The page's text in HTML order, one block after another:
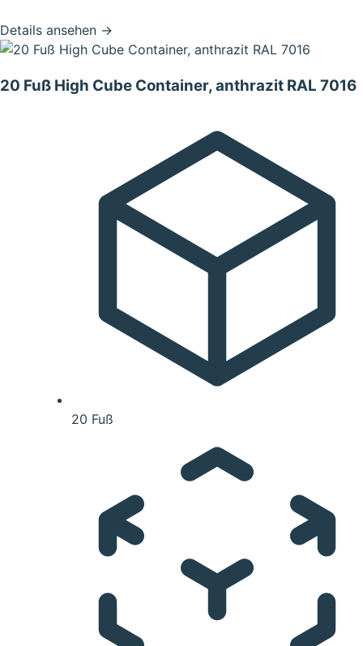
Details ansehen →
20 Fuß High Cube Container, anthrazit RAL 7016
20 Fuß